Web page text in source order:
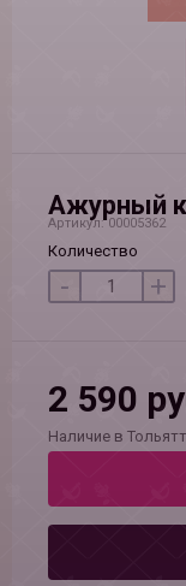
Ажурный
Артикул: 00005362
Количество
- +
2 590
Наличие в